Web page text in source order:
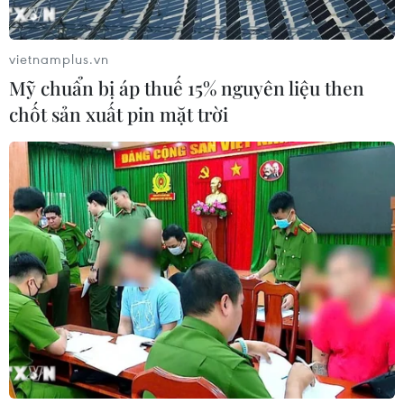
nắng nóng
06/08/2026 03:02
Thành phố Hồ Chí Minh triển khai 8
dự án trạm trung chuyển rác công
nghệ khép kín
06/08/2026 03:01
Sơn La hỗ trợ người dân di dời khỏi
nơi nguy hiểm do mưa lũ
06/08/2026 02:50
Thời tiết ngày 6/8: Bão số 3 đã di
chuyển ra ngoài Biển Đông
vietnamplus.vn
Mỹ chuẩn bị áp thuế 15% nguyên liệu then
chốt sản xuất pin mặt trời